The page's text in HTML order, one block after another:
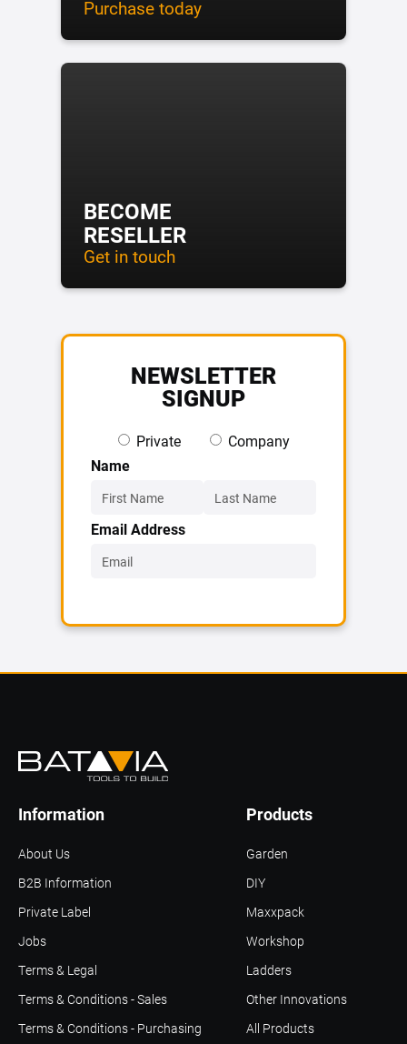
Purchase today
BECOME
RESELLER
Get in touch
NEWSLETTER
SIGNUP
Private
Company
Name
Email Address
Products
About Us
Information
B2B Information
Terms & Legal
Terms & Conditions - Sales
Terms & Conditions - Purchasing
Jobs
Private Label
Garden
DIY
Maxxpack
Workshop
Ladders
All Products
Other Innovations